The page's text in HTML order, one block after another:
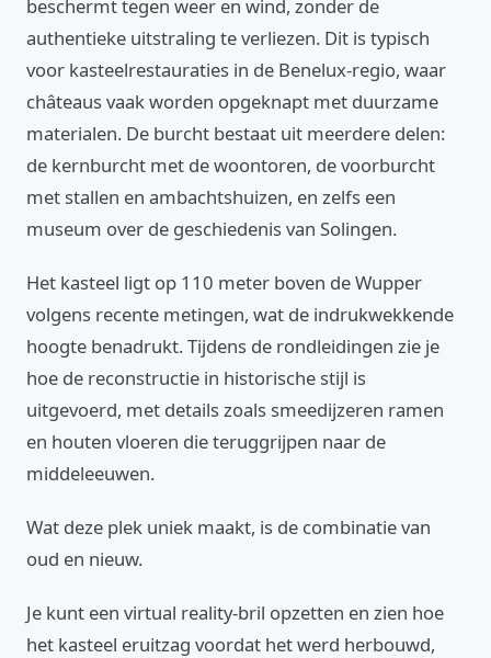
beschermt tegen weer en wind, zonder de
authentieke uitstraling te verliezen. Dit is typisch
voor kasteelrestauraties in de Benelux-regio, waar
châteaus vaak worden opgeknapt met duurzame
materialen. De burcht bestaat uit meerdere delen:
de kernburcht met de woontoren, de voorburcht
met stallen en ambachtshuizen, en zelfs een
museum over de geschiedenis van Solingen.
Het kasteel ligt op 110 meter boven de Wupper
volgens recente metingen, wat de indrukwekkende
hoogte benadrukt. Tijdens de rondleidingen zie je
hoe de reconstructie in historische stijl is
uitgevoerd, met details zoals smeedijzeren ramen
en houten vloeren die teruggrijpen naar de
middeleeuwen.
Wat deze plek uniek maakt, is de combinatie van
oud en nieuw.
Je kunt een virtual reality-bril opzetten en zien hoe
het kasteel eruitzag voordat het werd herbouwd,